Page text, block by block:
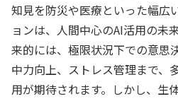
知見を防災や医療といった幅広
ョンは、人間中心のAI活用の未
来的には、極限状況下での意思
中力向上、ストレス管理まで、
用が期待されます。しかし、生